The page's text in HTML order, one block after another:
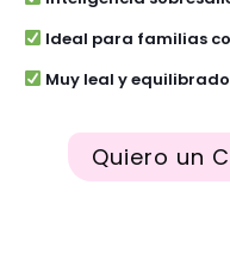
Ideal para familias
Muy leal y equilibrado
Quiero un